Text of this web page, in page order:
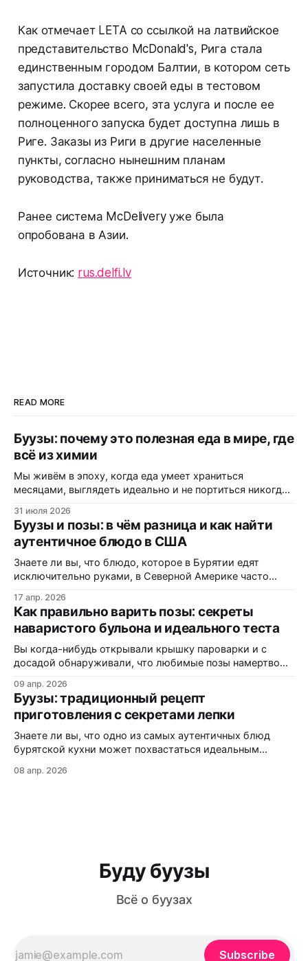
Как отмечает LETA со ссылкой на латвийское
представительство McDonald's, Рига стала
единственным городом Балтии, в котором сеть
запустила доставку своей еды в тестовом
режиме. Скорее всего, эта услуга и после ее
полноценного запуска будет доступна лишь в
Риге. Заказы из Риги в другие населенные
пункты, согласно нынешним планам
руководства, также приниматься не будут.
Ранее система McDelivery уже была
опробована в Азии.
Источник: rus.delfi.lv
READ MORE
Буузы: почему это полезная еда в мире, где
всё из химии
Мы живём в эпоху, когда еда умеет храниться
месяцами, выглядеть идеально и не портиться никогда.
вкус. Полки магазинов забиты ультраобработанной
пищей: полуфабрикатами, лапшой быстрого
приготовления, «домашними» котлетами с составом на
пол-этикетки. А ведь есть блюдо, которому не нужны
консерванты, потому
31 июля 2026
Буузы и позы: в чём разница и как найти
аутентичное блюдо в США
Знаете ли вы, что блюдо, которое в Бурятии едят
исключительно руками, в Северной Америке часто
материале вы узнаете, почему одни называют их
«буузы», а другие — «позы», как диаспора адаптирует
рецепт под западные реалии, и где именно на трассах
Монтаны можно заказать свежую партию без
17 апр. 2026
Как правильно варить позы: секреты
наваристого бульона и идеального теста
Вы когда-нибудь открывали крышку пароварки и с
досадой обнаруживали, что любимые позы намертво
пирожок, а внутри — сухо и безвкусно? Статистика
кулинарных форумов показывает: более 60% новичков
сталкиваются с этими проблемами при первом
знакомстве с бурятской кухней. В этой статье вы
узнаете:
09 апр. 2026
Буузы: традиционный рецепт
приготовления с секретами лепки
Знаете ли вы, что одно из самых аутентичных блюд
бурятской кухни может похвастаться идеальным
Буузы (или позы, как их ошибочно называют) — это не
08 апр. 2026
Буду буузы
Всё о буузах
Subscribe